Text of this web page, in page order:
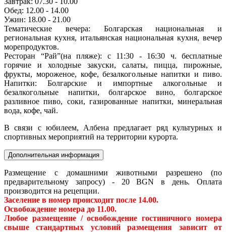
Обед: 12.00 - 14.00
Ужин: 18.00 - 21.00
Тематические вечера: Болгарская национальная и
региональная кухня, итальянская национальная кухня, вечер
морепродуктов.
Ресторан “Рай”(на пляже): с 11:30 - 16:30 ч. бесплатные
горячие и холодные закуски, салаты, пицца, пирожные,
фрукты, мороженое, кофе, безалкогольные напитки и пиво.
Напитки: Болгарские и импортные алкогольные и
безалкогольные напитки, болгарское вино, болгарское
разливное пиво, соки, газированные напитки, минеральная
вода, кофе, чай.
В связи с юбилеем, Албена предлагает ряд культурных и
спортивных мероприятий на территории курорта.
Дополнительная информация
Размещение с домашними животными разрешено (по
предварительному запросу) - 20 BGN в день. Оплата
производится на рецепции.
Заселение в номер происходит после 14.00.
Освобождение номера до 11.00.
Любое размещение / освобождение гостиничного номера
свыше стандартных условий размещения зависит от